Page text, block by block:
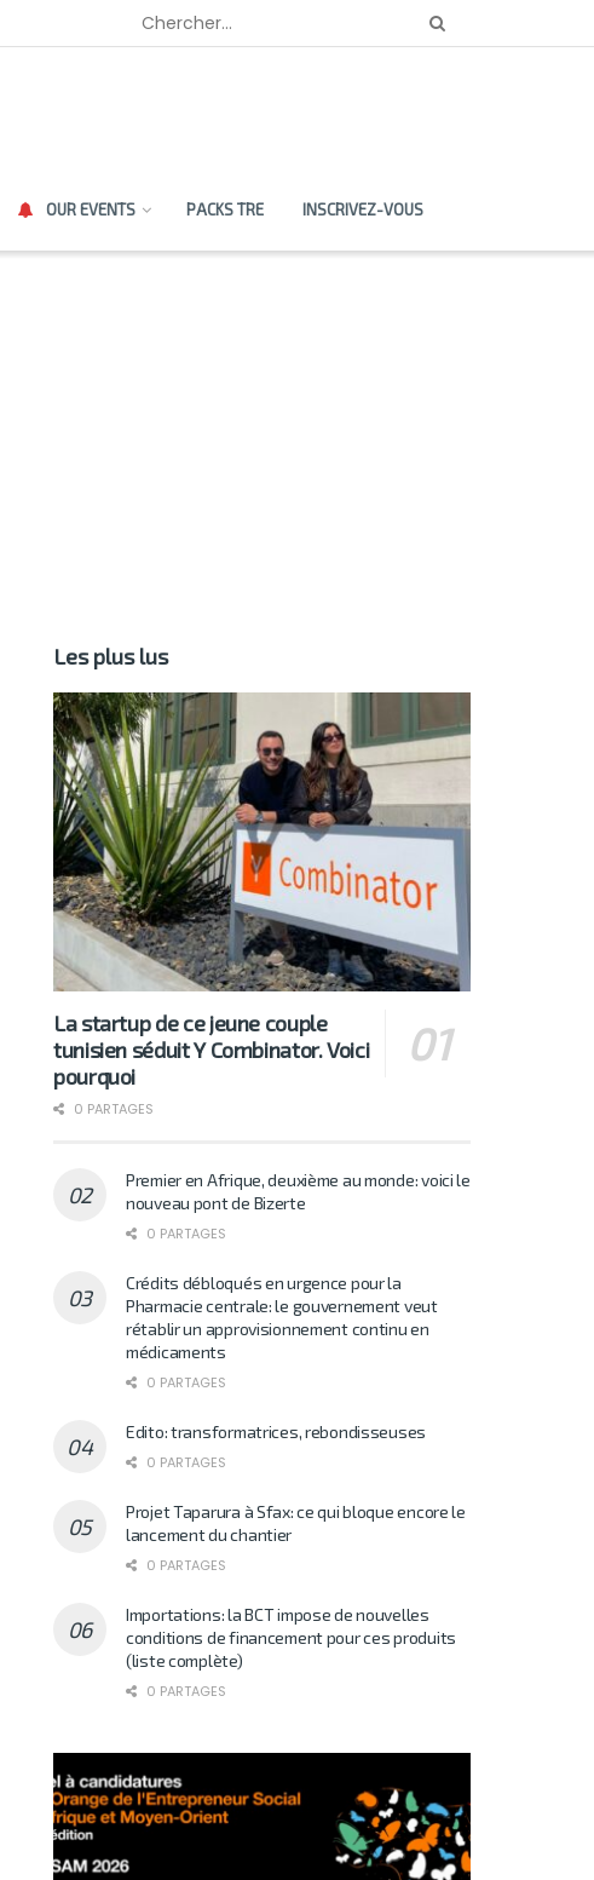
OUR EVENTS PACKS TRE INSCRIVEZ-VOUS
Les plus lus
La startup de ce jeune couple
tunisien séduit Y Combinator. Voici
pourquoi
0 PARTAGES
Premier en Afrique, deuxième au monde: voici le
nouveau pont de Bizerte
0 PARTAGES
Crédits débloqués en urgence pour la
Pharmacie centrale: le gouvernement veut
rétablir un approvisionnement continu en
médicaments
0 PARTAGES
Edito: transformatrices, rebondisseuses
0 PARTAGES
Projet Taparura à Sfax: ce qui bloque encore le
lancement du chantier
0 PARTAGES
Importations: la BCT impose de nouvelles
conditions de financement pour ces produits
(liste complète)
0 PARTAGES